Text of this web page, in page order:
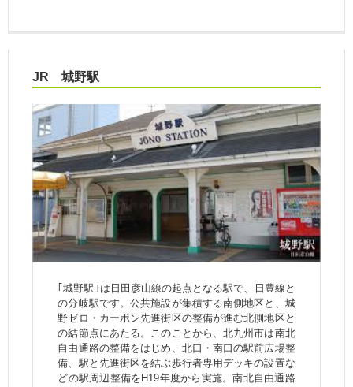
JR 城野駅
｢城野駅｣は日田彦山線の起点となる駅で、日豊線と
の分岐駅です。公共施設が集積する南側地区と、城
野ゼロ・カーボン先進街区の整備が進む北側地区と
の結節点にあたる。このことから、北九州市は南北
自由通路の整備をはじめ、北口・南口の駅前広場整
備、駅と先進街区を結ぶ歩行者専用デッキの設置な
どの駅周辺整備をH19年度から実施。南北自由通路